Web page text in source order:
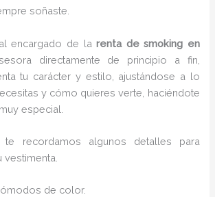
soñaste.
encargado de larenta de smoking en
directamente de principio a fin,
tu carácter y estilo, ajustándose a lo
y cómo quieres verte, haciéndote
especial.
te recordamos algunos detalles para
de color.